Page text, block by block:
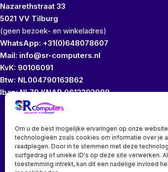
Om u de best mogelijke ervaringen op onze
technologieën zoals cookies om informatie over je
raadplegen. Door in te stemmen met deze
surfgedrag of unieke ID's op deze site verwerken.
toestemming intrekt, kan dit een nadelige invloed
Nazarethstraat 33
5021 VV Tilburg
(geen bezoek- en winkeladres)
WhatsApp: +31(0)648078607
Mail: info@sr-computers.nl
KvK: 90106091
Btw: NL004790163B62
Iban: NL79 KNAB 0613393988